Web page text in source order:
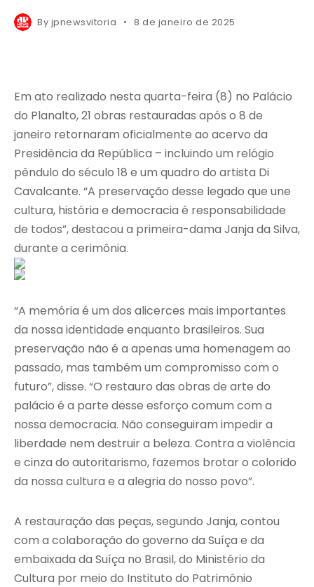
By jpnewsvitoria 8 de janeiro de 2025
Em ato realizado nesta quarta-feira (8) no Palácio
do Planalto, 21 obras restauradas após o 8 de
janeiro retornaram oficialmente ao acervo da
Presidência da República – incluindo um relógio
pêndulo do século 18 e um quadro do artista Di
Cavalcante. “A preservação desse legado que une
cultura, história e democracia é responsabilidade
de todos”, destacou a primeira-dama Janja da Silva,
durante a cerimônia.
“A memória é um dos alicerces mais importantes
da nossa identidade enquanto brasileiros. Sua
preservação não é a apenas uma homenagem ao
passado, mas também um compromisso com o
futuro”, disse. “O restauro das obras de arte do
palácio é a parte desse esforço comum com a
nossa democracia. Não conseguiram impedir a
liberdade nem destruir a beleza. Contra a violência
e cinza do autoritarismo, fazemos brotar o colorido
da nossa cultura e a alegria do nosso povo”.
A restauração das peças, segundo Janja, contou
com a colaboração do governo da Suíça e da
embaixada da Suíça no Brasil, do Ministério da
Cultura por meio do Instituto do Patrimônio